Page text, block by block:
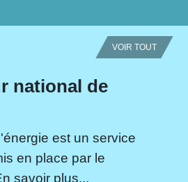
VOIR TOUT
national de
est un service
en place par le
savoir plus...